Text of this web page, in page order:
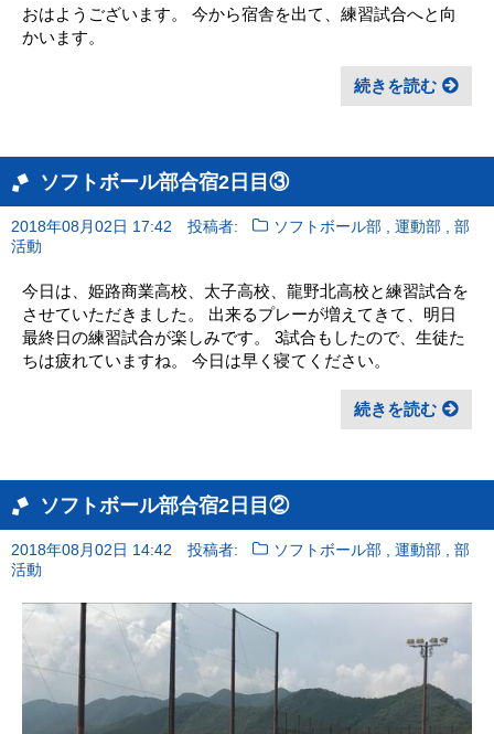
おはようございます。 今から宿舎を出て、練習試合へと向
かいます。
続きを読む
ソフトボール部合宿2日目③
2018年08月02日 17:42 投稿者: ソフトボール部 ,運動部 ,部
活動
今日は、姫路商業高校、太子高校、龍野北高校と練習試合を
させていただきました。 出来るプレーが増えてきて、明日
最終日の練習試合が楽しみです。 3試合もしたので、生徒た
ちは疲れていますね。 今日は早く寝てください。
続きを読む
ソフトボール部合宿2日目②
2018年08月02日 14:42 投稿者: ソフトボール部 ,運動部 ,部
活動